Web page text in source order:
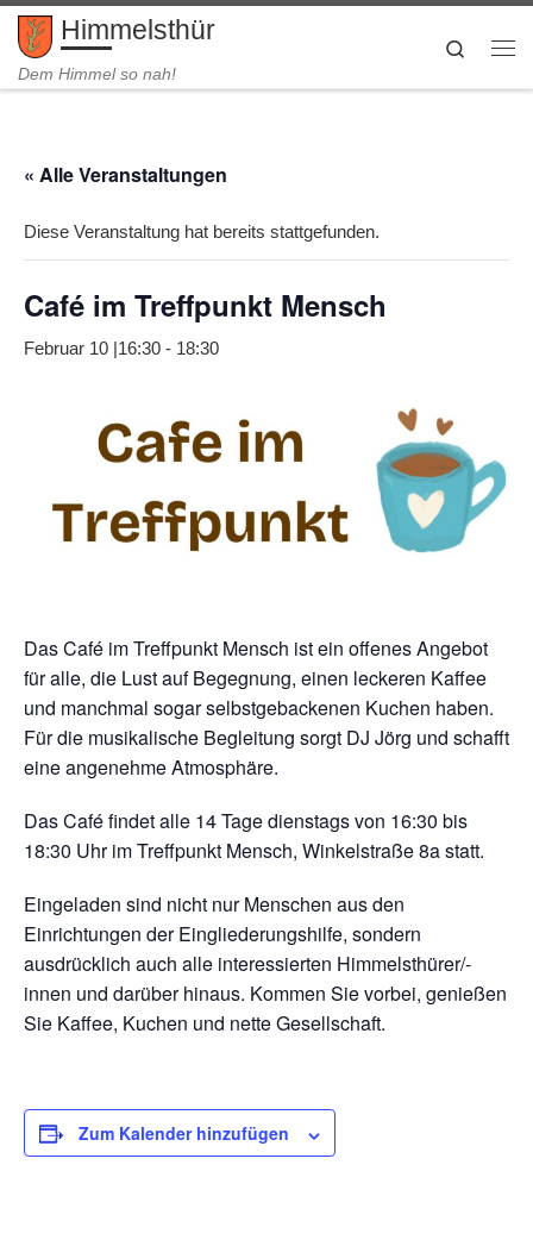
Zum Inhalt springen
Himmelsthür
Dem Himmel so nah!
Search
« Alle Veranstaltungen
Diese Veranstaltung hat bereits stattgefunden.
Café im Treffpunkt Mensch
Februar 10 |16:30 - 18:30
Das Café im Treffpunkt Mensch ist ein offenes Angebot
für alle, die Lust auf Begegnung, einen leckeren Kaffee
und manchmal sogar selbstgebackenen Kuchen haben.
Für die musikalische Begleitung sorgt DJ Jörg und schafft
eine angenehme Atmosphäre.
Das Café findet alle 14 Tage dienstags von 16:30 bis
18:30 Uhr im Treffpunkt Mensch, Winkelstraße 8a statt.
Eingeladen sind nicht nur Menschen aus den
Einrichtungen der Eingliederungshilfe, sondern
ausdrücklich auch alle interessierten Himmelsthürer/-
innen und darüber hinaus. Kommen Sie vorbei, genießen
Sie Kaffee, Kuchen und nette Gesellschaft.
Zum Kalender hinzufügen